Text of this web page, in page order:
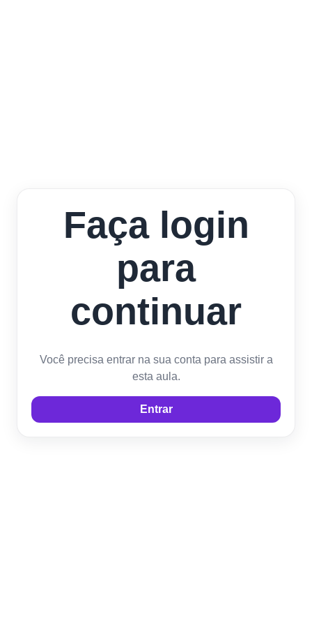
Faça login
para
continuar
Você precisa entrar na sua conta para assistir a
esta aula.
Entrar